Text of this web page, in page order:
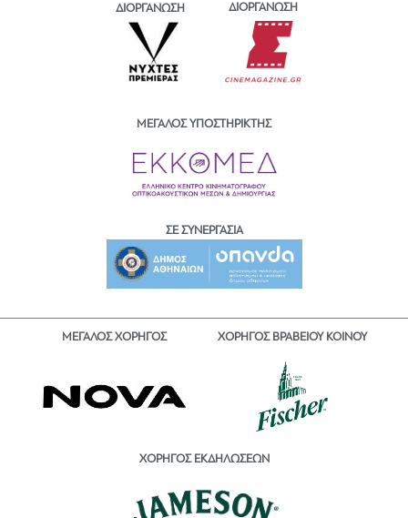
ΔΙΟΡΓΑΝΩΣΗ ΔΙΟΡΓΑΝΩΣΗ
ΜΕΓΑΛΟΣ ΥΠΟΣΤΗΡΙΚΤΗΣ
ΣΕ ΣΥΝΕΡΓΑΣΙΑ
ΜΕΓΑΛΟΣ ΧΟΡΗΓΟΣ ΧΟΡΗΓΟΣ ΒΡΑΒΕΙΟΥ ΚΟΙΝΟΥ
ΧΟΡΗΓΟΣ ΕΚΔΗΛΩΣΕΩΝ